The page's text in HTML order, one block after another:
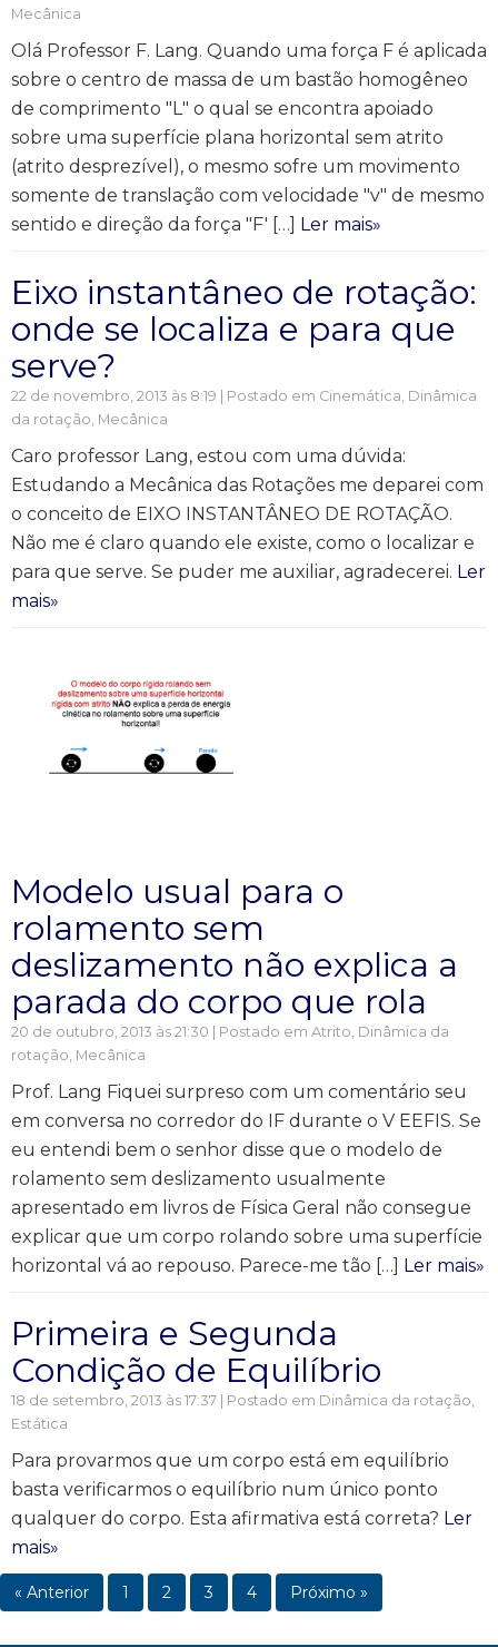
Mecânica
Olá Professor F. Lang. Quando uma força F é aplicada
sobre o centro de massa de um bastão homogêneo
de comprimento "L" o qual se encontra apoiado
sobre uma superfície plana horizontal sem atrito
(atrito desprezível), o mesmo sofre um movimento
somente de translação com velocidade "v" de mesmo
sentido e direção da força "F' […] Ler mais»
Eixo instantâneo de rotação:
onde se localiza e para que
serve?
22 de novembro, 2013 às 8:19 | Postado em Cinemática, Dinâmica
da rotação, Mecânica
Caro professor Lang, estou com uma dúvida:
Estudando a Mecânica das Rotações me deparei com
o conceito de EIXO INSTANTÂNEO DE ROTAÇÃO.
Não me é claro quando ele existe, como o localizar e
para que serve. Se puder me auxiliar, agradecerei. Ler
mais»
Modelo usual para o
rolamento sem
deslizamento não explica a
parada do corpo que rola
20 de outubro, 2013 às 21:30 | Postado em Atrito, Dinâmica da
rotação, Mecânica
Prof. Lang Fiquei surpreso com um comentário seu
em conversa no corredor do IF durante o V EEFIS. Se
eu entendi bem o senhor disse que o modelo de
rolamento sem deslizamento usualmente
apresentado em livros de Física Geral não consegue
explicar que um corpo rolando sobre uma superfície
horizontal vá ao repouso. Parece-me tão […] Ler mais»
Primeira e Segunda
Condição de Equilíbrio
18 de setembro, 2013 às 17:37 | Postado em Dinâmica da rotação,
Estática
Para provarmos que um corpo está em equilíbrio
basta verificarmos o equilíbrio num único ponto
qualquer do corpo. Esta afirmativa está correta? Ler
mais»
« Anterior 1 2 3 4 Próximo »